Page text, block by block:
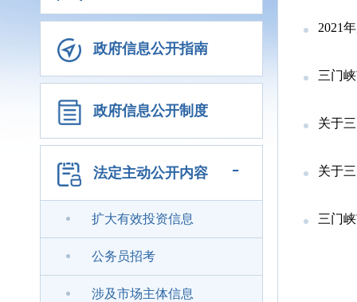
政府信息公开指南
政府信息公开制度
法定主动公开内容 -
扩大有效投资信息
公务员招考
涉及市场主体信息
2021
三门
关于
关于
三门